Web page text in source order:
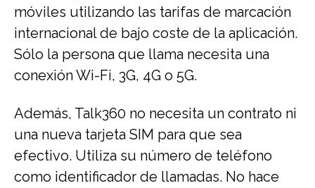
móviles utilizando las tarifas de marcación
internacional de bajo coste de la aplicación.
Sólo la persona que llama necesita una
conexión Wi-Fi, 3G, 4G o 5G.
Además, Talk360 no necesita un contrato ni
una nueva tarjeta SIM para que sea
efectivo. Utiliza su número de teléfono
como identificador de llamadas. No hace